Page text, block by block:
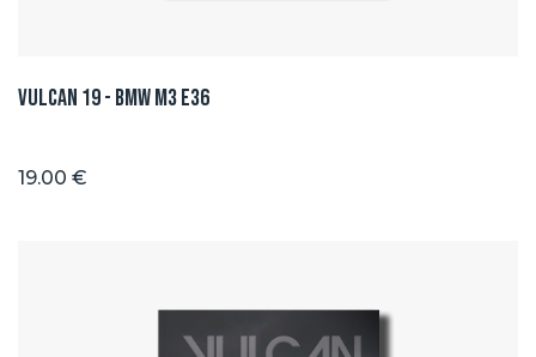
Vulcan 19 - BMW M3 E36
19.00 €